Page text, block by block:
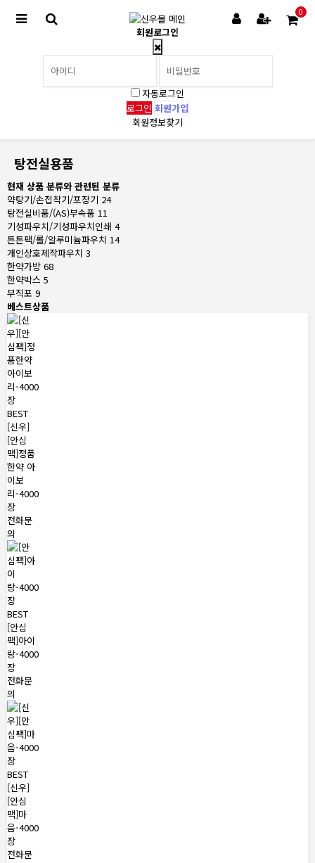
0
회원로그인
자동로그인
회원가입
회원정보찾기
탕전실용품
현재 상품 분류와 관련된 분류
약탕기/손접착기/포장기 24
탕전실비품/(AS)부속품 11
기성파우치/기성파우치인쇄 4
튼튼팩/롤/알루미늄파우치 14
개인상호제작파우치 3
한약가방 68
한약박스 5
부직포 9
베스트상품
BEST
[신우]
[안심
팩]정품
한약 아
이보
리-4000
장
전화문
의
BEST
[안심
팩]아이
랑-4000
장
전화문
의
BEST
[신우]
[안심
팩]마
음-4000
장
전화문